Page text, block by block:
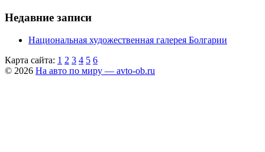
Недавние записи
Национальная художественная галерея Болгарии
Карта сайта: 1 2 3 4 5 6
© 2026 На авто по миру — avto-ob.ru